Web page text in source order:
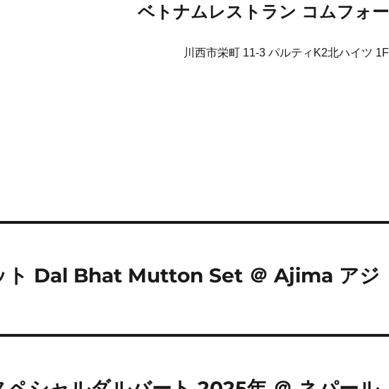
ベトナムレストラン コムフォー
川西市栄町 11-3 パルティK2北ハイツ 1F
ト Dal Bhat Mutton Set ＠ Ajima アジ